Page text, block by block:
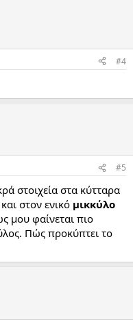
#4
#5
στοιχεία στα κύτταρα
και στον ενικό μικκύλο
μου φαίνεται πιο
Πώς προκύπτει το